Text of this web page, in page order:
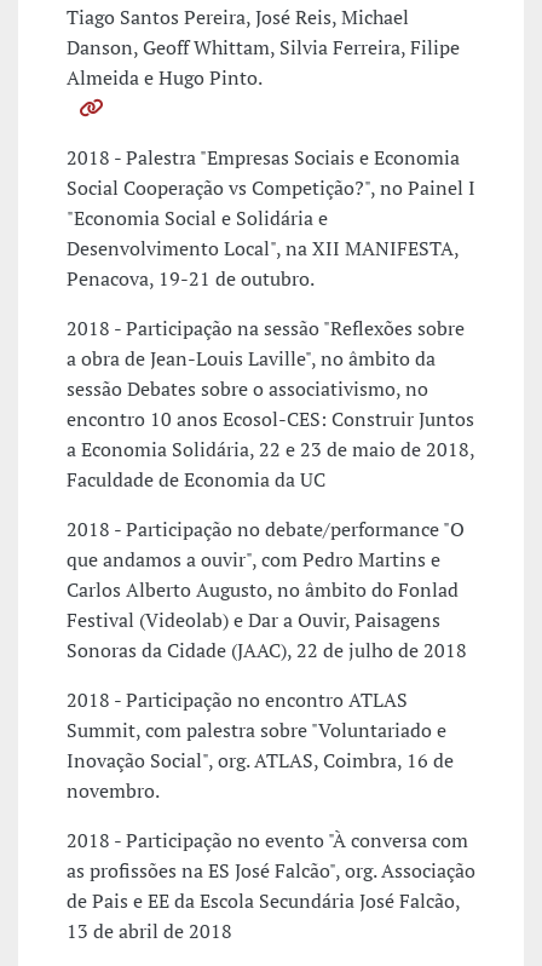
Tiago Santos Pereira, José Reis, Michael
Danson, Geoff Whittam, Silvia Ferreira, Filipe
Almeida e Hugo Pinto.
2018 - Palestra "Empresas Sociais e Economia
Social Cooperação vs Competição?", no Painel I
"Economia Social e Solidária e
Desenvolvimento Local", na XII MANIFESTA,
Penacova, 19-21 de outubro.
2018 - Participação na sessão "Reflexões sobre
a obra de Jean-Louis Laville", no âmbito da
sessão Debates sobre o associativismo, no
encontro 10 anos Ecosol-CES: Construir Juntos
a Economia Solidária, 22 e 23 de maio de 2018,
Faculdade de Economia da UC
2018 - Participação no debate/performance "O
que andamos a ouvir", com Pedro Martins e
Carlos Alberto Augusto, no âmbito do Fonlad
Festival (Videolab) e Dar a Ouvir, Paisagens
Sonoras da Cidade (JAAC), 22 de julho de 2018
2018 - Participação no encontro ATLAS
Summit, com palestra sobre "Voluntariado e
Inovação Social", org. ATLAS, Coimbra, 16 de
novembro.
2018 - Participação no evento "À conversa com
as profissões na ES José Falcão", org. Associação
de Pais e EE da Escola Secundária José Falcão,
13 de abril de 2018